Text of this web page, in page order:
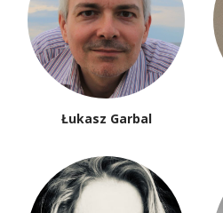
Łukasz Garbal